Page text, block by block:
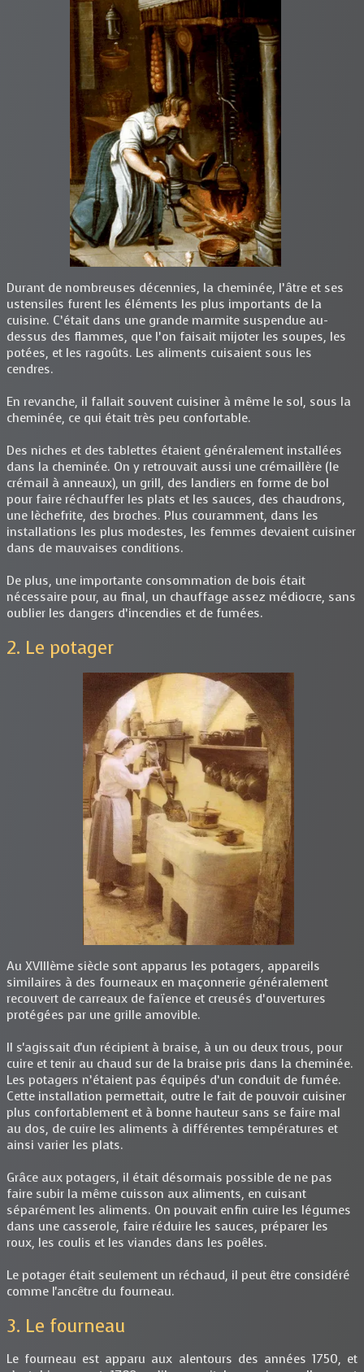
Durant de nombreuses décennies, la cheminée, l’âtre et ses
ustensiles furent les éléments les plus importants de la
cuisine. C’était dans une grande marmite suspendue au-
dessus des flammes, que l’on faisait mijoter les soupes, les
potées, et les ragoûts. Les aliments cuisaient sous les
cendres.
En revanche, il fallait souvent cuisiner à même le sol, sous la
cheminée, ce qui était très peu confortable.
Des niches et des tablettes étaient généralement installées
dans la cheminée. On y retrouvait aussi une crémaillère (le
crémail à anneaux), un grill, des landiers en forme de bol
pour faire réchauffer les plats et les sauces, des chaudrons,
une lèchefrite, des broches. Plus couramment, dans les
installations les plus modestes, les femmes devaient cuisiner
dans de mauvaises conditions.
De plus, une importante consommation de bois était
nécessaire pour, au final, un chauffage assez médiocre, sans
oublier les dangers d’incendies et de fumées.
2. Le potager
Au XVIIIème siècle sont apparus les potagers, appareils
similaires à des fourneaux en maçonnerie généralement
recouvert de carreaux de faïence et creusés d’ouvertures
protégées par une grille amovible.
Il s'agissait d'un récipient à braise, à un ou deux trous, pour
cuire et tenir au chaud sur de la braise pris dans la cheminée.
Les potagers n’étaient pas équipés d’un conduit de fumée.
Cette installation permettait, outre le fait de pouvoir cuisiner
plus confortablement et à bonne hauteur sans se faire mal
au dos, de cuire les aliments à différentes températures et
ainsi varier les plats.
Grâce aux potagers, il était désormais possible de ne pas
faire subir la même cuisson aux aliments, en cuisant
séparément les aliments. On pouvait enfin cuire les légumes
dans une casserole, faire réduire les sauces, préparer les
roux, les coulis et les viandes dans les poêles.
Le potager était seulement un réchaud, il peut être considéré
comme l'ancêtre du fourneau.
3. Le fourneau
Le fourneau est apparu aux alentours des années 1750, et